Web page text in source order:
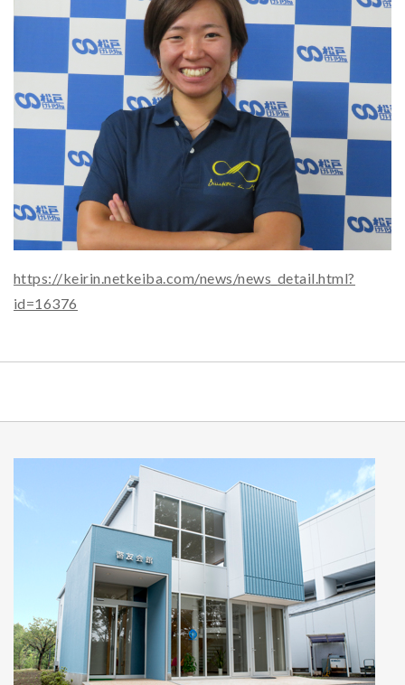
https://keirin.netkeiba.com/news/news_detail.html?
id=16376